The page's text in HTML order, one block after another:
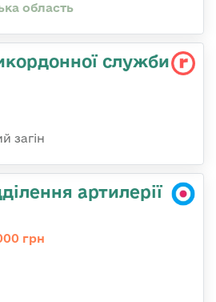
область
служби
загін
артилерії
грн